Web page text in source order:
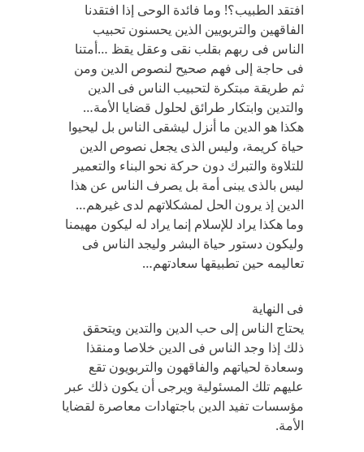
افتقد الطبيب؟! وما فائدة الوحى إذا افتقدنا
الفاقهين والتربويين الذين يحسنون تحبيب
الناس فى ربهم بقلب نقى وعقل يقظ …أمتنا
فى حاجة إلى فهم صحيح لنصوص الدين ومن
ثم طريقة مبتكرة لتحبيب الناس فى الدين
والتدين وابتكار طرائق لحلول قضايا الأمة…
هكذا هو الدين ما أنزل ليشقى الناس بل ليحيوا
حياة كريمة، وليس الذى يجعل نصوص الدين
للتلاوة والتبرك دون حركة نحو البناء والتعمير
ليس بالذى يبنى أمة بل يصرف الناس عن هذا
الدين إذ يرون الحل لمشكلاتهم لدى غيرهم…
وما هكذا يراد للإسلام إنما يراد له ليكون مهيمنا
وليكون دستور حياة البشر وليجد الناس فى
تعاليمه حين تطبيقها سعادتهم…
فى النهاية
يحتاج الناس إلى حب الدين والتدين ويتحقق
ذلك إذا وجد الناس فى الدين خلاصا ومنقذا
وسعادة لحياتهم والفاقهون والتربويون تقع
عليهم تلك المسئولية ويرجى أن يكون ذلك عبر
مؤسسات تفيد الدين باجتهادات معاصرة لقضايا
الأمة.